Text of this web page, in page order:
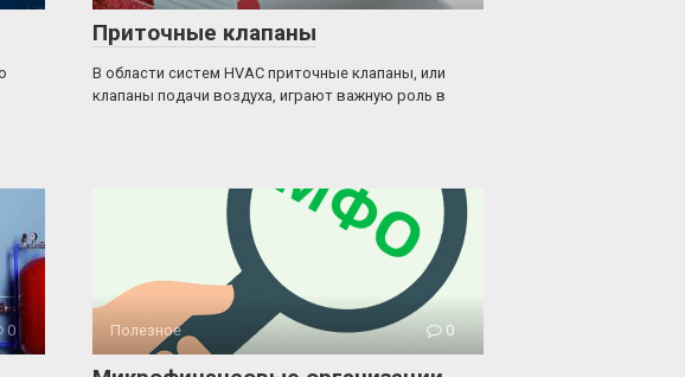
Приточные клапаны
В области систем HVAC приточные клапаны, или
клапаны подачи воздуха, играют важную роль в
0 Полезное 0